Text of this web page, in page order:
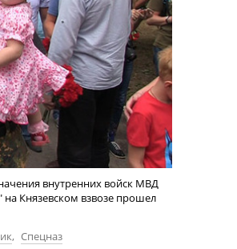
внутренних войск МВД
Князевском взвозе прошел
, Спецназ